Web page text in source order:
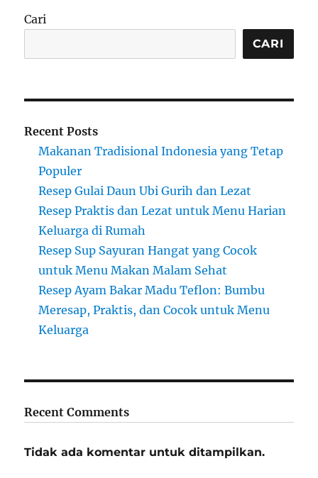
Cari
CARI
Recent Posts
Makanan Tradisional Indonesia yang Tetap
Populer
Resep Gulai Daun Ubi Gurih dan Lezat
Resep Praktis dan Lezat untuk Menu Harian
Keluarga di Rumah
Resep Sup Sayuran Hangat yang Cocok
untuk Menu Makan Malam Sehat
Resep Ayam Bakar Madu Teflon: Bumbu
Meresap, Praktis, dan Cocok untuk Menu
Keluarga
Recent Comments
Tidak ada komentar untuk ditampilkan.